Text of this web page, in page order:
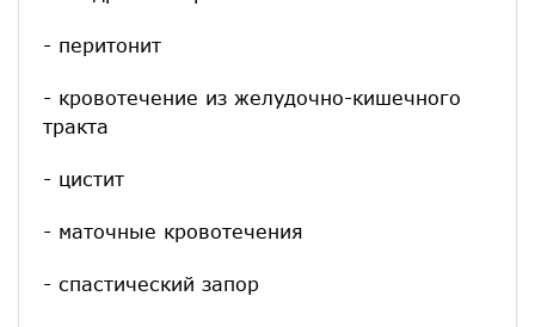
- перитонит
- кровотечение из желудочно-кишечного
тракта
- цистит
- маточные кровотечения
- спастический запор